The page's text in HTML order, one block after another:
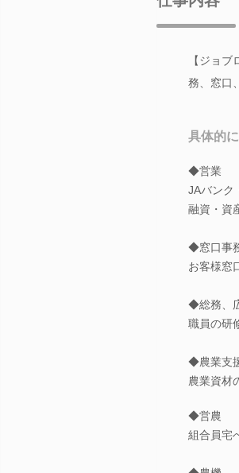
【ジョ
務、窓口
具体的
◆営業
JAバンク
融資・資
◆窓口事
お客様窓
◆総務、
職員の研
◆農業支
農業資材
◆営農
組合員宅